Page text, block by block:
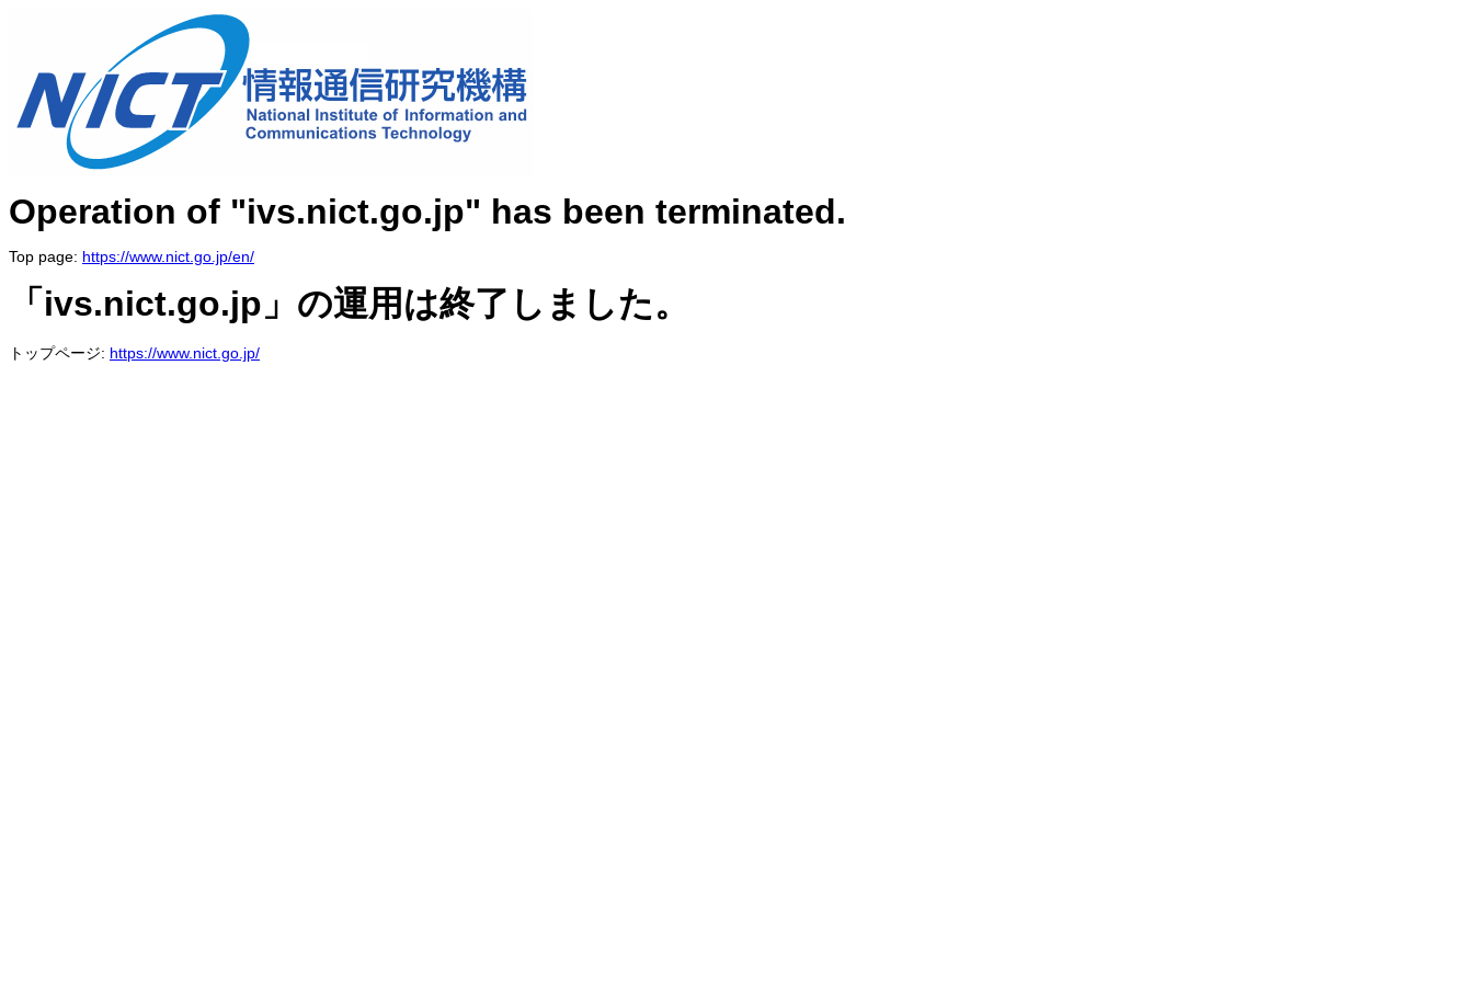
Operation of "ivs.nict.go.jp" has been terminated.
Top page: https://www.nict.go.jp/en/
「ivs.nict.go.jp」の運用は終了しました。
トップページ: https://www.nict.go.jp/